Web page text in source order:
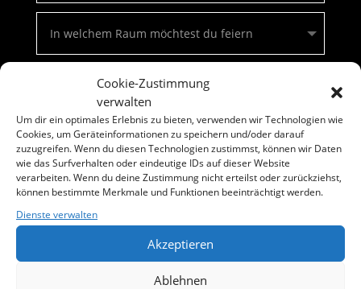
Cookie-Zustimmung
verwalten
Um dir ein optimales Erlebnis zu bieten, verwenden wir Technologien wie
Cookies, um Geräteinformationen zu speichern und/oder darauf
zuzugreifen. Wenn du diesen Technologien zustimmst, können wir Daten
wie das Surfverhalten oder eindeutige IDs auf dieser Website
verarbeiten. Wenn du deine Zustimmung nicht erteilst oder zurückziehst,
können bestimmte Merkmale und Funktionen beeinträchtigt werden.
Dienste verwalten
Akzeptieren
Ablehnen